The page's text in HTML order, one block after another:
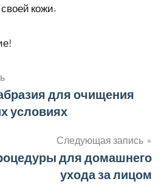
кожи.
для очищения
условиях
Следующая запись
для домашнего
ухода за лицом